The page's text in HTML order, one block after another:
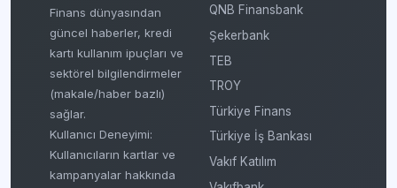
Finans dünyasından
güncel haberler, kredi
kartı kullanım ipuçları ve
sektörel bilgilendirmeler
(makale/haber bazlı)
sağlar.
Kullanıcı Deneyimi:
Kullanıcıların kartlar ve
kampanyalar hakkında
QNB Finansbank
Şekerbank
TEB
TROY
Türkiye Finans
Türkiye İş Bankası
Vakıf Katılım